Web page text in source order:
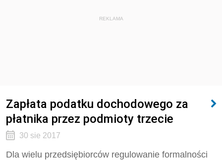
REKLAMA
Zapłata podatku dochodowego za
płatnika przez podmioty trzecie
30 sie 2017
Dla wielu przedsiębiorców regulowanie formalności